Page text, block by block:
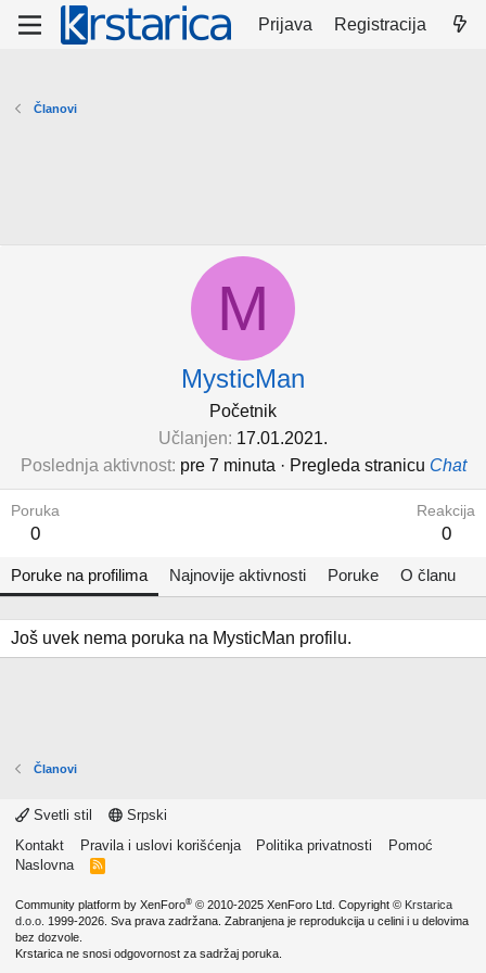
Prijava Registracija
Članovi
M
MysticMan
Početnik
Učlanjen 17.01.2021.
Poslednja aktivnost pre 7 minuta · Pregleda stranicu Chat
Poruka
0
Reakcija
0
Poruke na profilima Najnovije aktivnosti Poruke O članu
Još uvek nema poruka na MysticMan profilu.
Članovi
Svetli stil
Srpski
Kontakt
Pravila i uslovi korišćenja Politika privatnosti
Pomoć
Naslovna
R
Community platform by XenForo® © 2010-2025 XenForo Ltd. Copyright © Krstarica
d.o.o. 1999-2026. Sva prava zadržana. Zabranjena je reprodukcija u celini i u delovima
bez dozvole.
Krstarica ne snosi odgovornost za sadržaj poruka.